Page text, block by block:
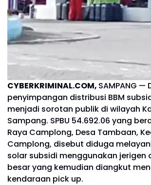
CYBERKRIMINAL.COM, SAMPANG —
penyimpangan distribusi BBM
menjadi sorotan publik di wilayah
Sampang. SPBU 54.692.06 yang
Raya Camplong, Desa Tambaan,
Camplong, disebut diduga
solar subsidi menggunakan jerigen
besar yang kemudian diangkut
kendaraan pick up.